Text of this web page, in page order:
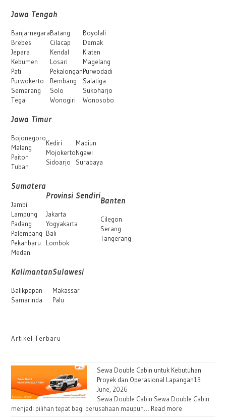
Jawa Tengah
Banjarnegara
Brebes
Jepara
Kebumen
Pati
Purwokerto
Semarang
Tegal
Batang
Cilacap
Kendal
Losari
Pekalongan
Rembang
Solo
Wonogiri
Boyolali
Demak
Klaten
Magelang
Purwodadi
Salatiga
Sukoharjo
Wonosobo
Jawa Timur
Bojonegoro
Malang
Paiton
Tuban
Kediri
Mojokerto
Sidoarjo
Madiun
Ngawi
Surabaya
Sumatera
Jambi
Lampung
Padang
Palembang
Pekanbaru
Medan
Provinsi Sendiri
Jakarta
Yogyakarta
Bali
Lombok
Banten
Cilegon
Serang
Tangerang
Kalimantan
Balikpapan
Samarinda
Sulawesi
Makassar
Palu
Artikel Terbaru
Sewa Double Cabin untuk Kebutuhan
Proyek dan Operasional Lapangan13
June, 2026
Sewa Double Cabin Sewa Double Cabin
menjadi pilihan tepat bagi perusahaan maupun… Read more